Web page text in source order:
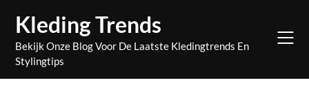
content
Kleding Trends
Bekijk Onze Blog Voor De Laatste Kledingtrends En
Stylingtips